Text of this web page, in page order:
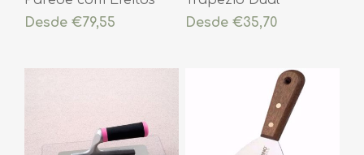
Desde €79,55
Desde €35,70